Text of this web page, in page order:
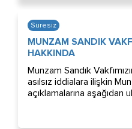
Süresiz
MUNZAM SANDIK
HAKKINDA
Munzam Sandık
asılsız iddialara ilişkin
açıklamalarına aşağıdan